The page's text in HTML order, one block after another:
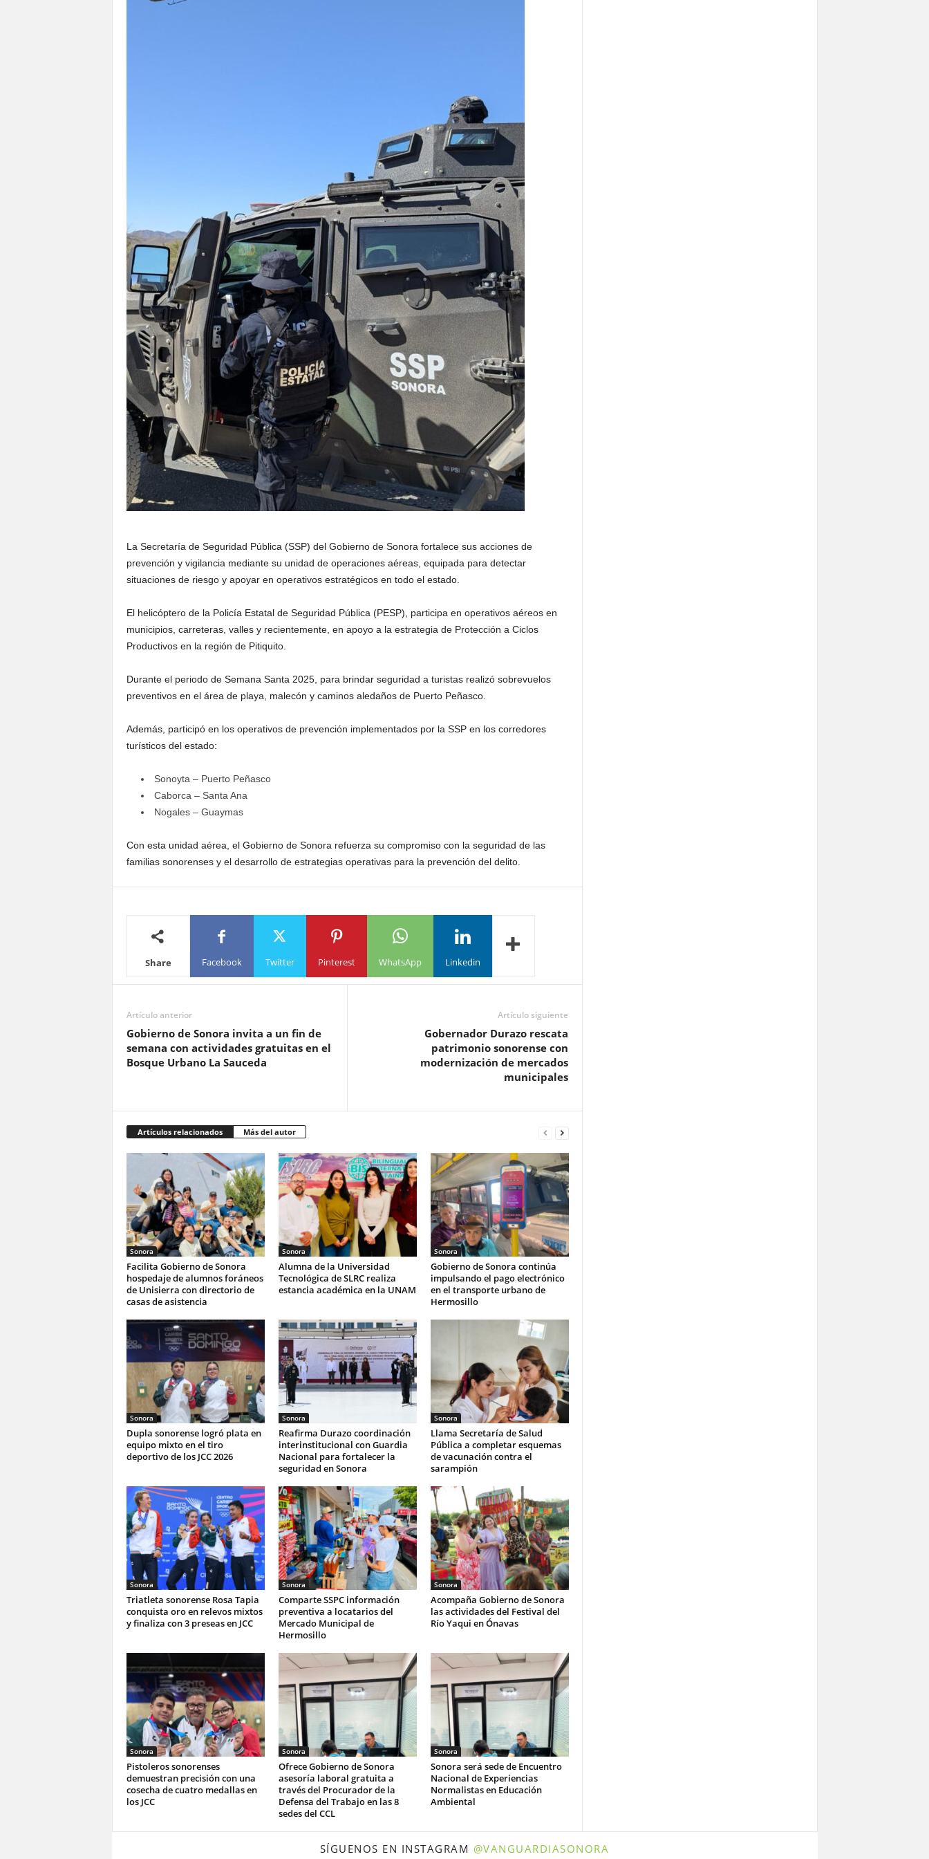
La Secretaría de Seguridad Pública (SSP) del Gobierno de Sonora fortalece sus acciones de
prevención y vigilancia mediante su unidad de operaciones aéreas, equipada para detectar
situaciones de riesgo y apoyar en operativos estratégicos en todo el estado.
El helicóptero de la Policía Estatal de Seguridad Pública (PESP), participa en operativos aéreos en
municipios, carreteras, valles y recientemente, en apoyo a la estrategia de Protección a Ciclos
Productivos en la región de Pitiquito.
Durante el periodo de Semana Santa 2025, para brindar seguridad a turistas realizó sobrevuelos
preventivos en el área de playa, malecón y caminos aledaños de Puerto Peñasco.
Además, participó en los operativos de prevención implementados por la SSP en los corredores
turísticos del estado:
Sonoyta – Puerto Peñasco
Caborca – Santa Ana
Nogales – Guaymas
Con esta unidad aérea, el Gobierno de Sonora refuerza su compromiso con la seguridad de las
familias sonorenses y el desarrollo de estrategias operativas para la prevención del delito.
Share Facebook Twitter Pinterest WhatsApp Linkedin
Artículo anterior
Gobierno de Sonora invita a un fin de
semana con actividades gratuitas en el
Bosque Urbano La Sauceda
Artículo siguiente
Gobernador Durazo rescata
patrimonio sonorense con
modernización de mercados
municipales
Artículos relacionados Más del autor
Sonora
Facilita Gobierno de Sonora
hospedaje de alumnos foráneos
de Unisierra con directorio de
casas de asistencia
Sonora
Alumna de la Universidad
Tecnológica de SLRC realiza
estancia académica en la UNAM
Sonora
Gobierno de Sonora continúa
impulsando el pago electrónico
en el transporte urbano de
Hermosillo
Sonora
Dupla sonorense logró plata en
equipo mixto en el tiro
deportivo de los JCC 2026
Sonora
Reafirma Durazo coordinación
interinstitucional con Guardia
Nacional para fortalecer la
seguridad en Sonora
Sonora
Llama Secretaría de Salud
Pública a completar esquemas
de vacunación contra el
sarampión
Sonora
Triatleta sonorense Rosa Tapia
conquista oro en relevos mixtos
y finaliza con 3 preseas en JCC
Sonora
Comparte SSPC información
preventiva a locatarios del
Mercado Municipal de
Hermosillo
Sonora
Acompaña Gobierno de Sonora
las actividades del Festival del
Río Yaqui en Ónavas
Sonora
Pistoleros sonorenses
demuestran precisión con una
cosecha de cuatro medallas en
los JCC
Sonora
Ofrece Gobierno de Sonora
asesoría laboral gratuita a
través del Procurador de la
Defensa del Trabajo en las 8
sedes del CCL
Sonora
Sonora será sede de Encuentro
Nacional de Experiencias
Normalistas en Educación
Ambiental
SÍGUENOS EN INSTAGRAM @VANGUARDIASONORA